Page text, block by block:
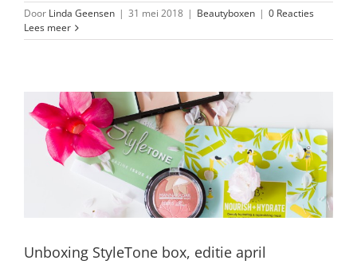
Door Linda Geensen | 31 mei 2018 | Beautyboxen | 0 Reacties
Lees meer
Unboxing StyleTone box, editie april